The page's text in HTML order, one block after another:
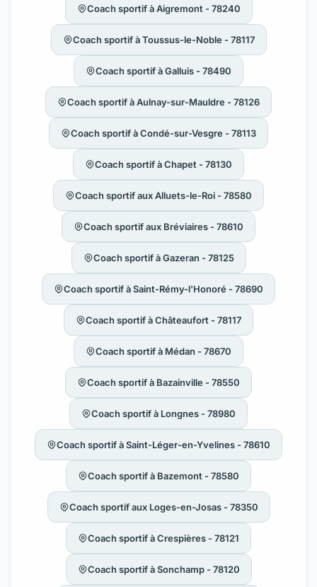
Coach sportif à Aigremont - 78240
Coach sportif à Toussus-le-Noble - 78117
Coach sportif à Galluis - 78490
Coach sportif à Aulnay-sur-Mauldre - 78126
Coach sportif à Condé-sur-Vesgre - 78113
Coach sportif à Chapet - 78130
Coach sportif aux Alluets-le-Roi - 78580
Coach sportif aux Bréviaires - 78610
Coach sportif à Gazeran - 78125
Coach sportif à Saint-Rémy-l'Honoré - 78690
Coach sportif à Châteaufort - 78117
Coach sportif à Médan - 78670
Coach sportif à Bazainville - 78550
Coach sportif à Longnes - 78980
Coach sportif à Saint-Léger-en-Yvelines - 78610
Coach sportif à Bazemont - 78580
Coach sportif aux Loges-en-Josas - 78350
Coach sportif à Crespières - 78121
Coach sportif à Sonchamp - 78120